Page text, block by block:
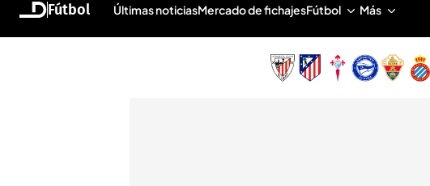
Fútbol Últimas noticiasMercado de fichajesFútbol Más